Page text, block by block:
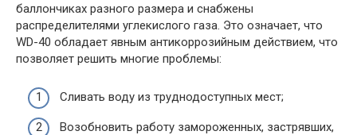
баллончиках разного размера и снабжены
распределителями углекислого газа. Это означает, что
WD-40 обладает явным антикоррозийным действием, что
позволяет решить многие проблемы:
Сливать воду из труднодоступных мест;
Возобновить работу замороженных, застрявших,